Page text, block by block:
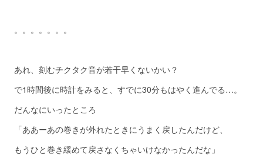
。。。。。。。
あれ、刻むチクタク音が若干早くないかい？
で1時間後に時計をみると、すでに30分もはやく進んでる…。
だんなにいったところ
「ああーあの巻きが外れたときにうまく戻したんだけど、
もうひと巻き緩めて戻さなくちゃいけなかったんだな」